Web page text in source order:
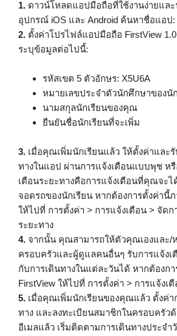
1. ดาวน์โหลดแอปมือถือที่ใช้งานง่ายแล
อุปกรณ์ iOS และ Android ค้นหาชื่อแอป:
2. ตั้งค่าโปรไฟล์แอปมือถือ FirstView
ระบุข้อมูลต่อไปนี้:
รหัสเขต 5 ตัวอักษร: X5U6A
หมายเลขประจำตัวนักศึกษาของ
นามสกุลนักเรียนของคุณ
ยืนยันชื่อนักเรียนที่จะเพิ่ม
3. เมื่อคุณเพิ่มนักเรียนแล้ว ให้ตั้งค่าและรั
ทางในแอป ผ่านการแจ้งเตือนแบบพุช หรื
เตือนระยะทางคือการแจ้งเตือนที่คุณจะไ
จอดรถของนักเรียน หากต้องการตั้งค่านี้
ให้ไปที่ การตั้งค่า > การแจ้งเตือน > จัดก
ระยะทาง
4. จากนั้น คุณสามารถให้ตัวคุณเองและ/
ครอบครัวและผู้ดูแลคนอื่นๆ รับการแจ้งเ
กับการเดินทางในแต่ละวันได้ หากต้องก
FirstView ให้ไปที่ การตั้งค่า > การแจ้งเ
5. เมื่อคุณเพิ่มนักเรียนของคุณแล้ว ตั้งค่า
ทาง และลงทะเบียนสมาชิกในครอบครัว
อีเมลแล้ว เริ่มติดตามการเดินทางประจำ